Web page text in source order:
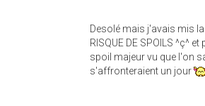
Desolé mais j'avais mis la
RISQUE DE SPOILS ^ç^
spoil majeur vu que l'on
s'affronteraient un jour